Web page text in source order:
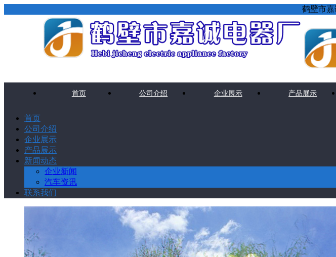
鹤壁市
首页 公司介绍 企业展示 产品展示
首页
公司介绍
企业展示
产品展示
新闻动态
企业新闻
汽车资讯
联系我们